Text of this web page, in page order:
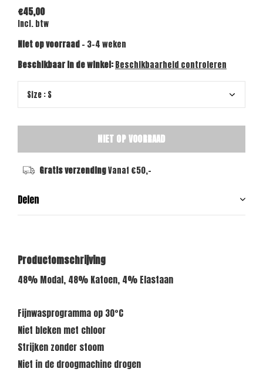
€45,00
Incl. btw
Niet op voorraad- 3-4 weken
Beschikbaar in de winkel:Beschikbaarheid controleren
NIET OP VOORRAAD
Gratis verzendingVanaf €50,-
Delen
Productomschrijving
48% Modal, 48% Katoen, 4% Elastaan
Fijnwasprogramma op 30°C
Niet bleken met chloor
Strijken zonder stoom
Niet in de droogmachine drogen